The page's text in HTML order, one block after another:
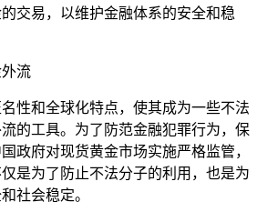
的交易，以维护金融体系的安全和稳
流
性和全球化特点，使其成为一些不法
的工具。为了防范金融犯罪行为，保
政府对现货黄金市场实施严格监管，
是为了防止不法分子的利用，也是为
社会稳定。